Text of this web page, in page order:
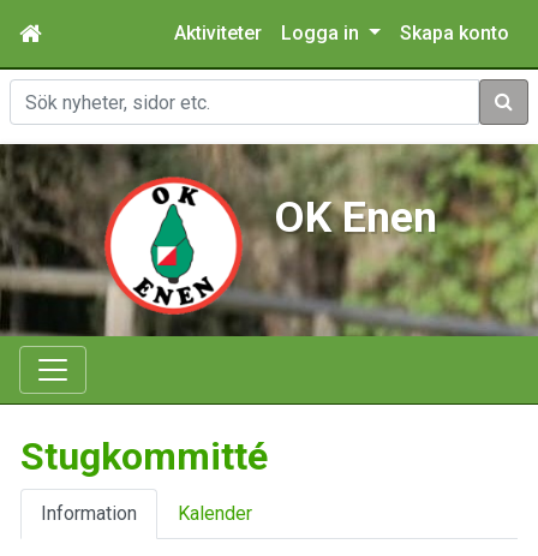
Aktiviteter Logga in Skapa konto
Sök
OK Enen
Stugkommitté
Information Kalender